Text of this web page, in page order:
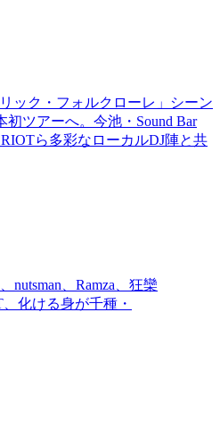
ック・フォルクローレ」シーン
ツアーへ。今池・Sound Bar
ら多彩なローカルDJ陣と共
nutsman、Ramza、狂欒
化ける身が千種・